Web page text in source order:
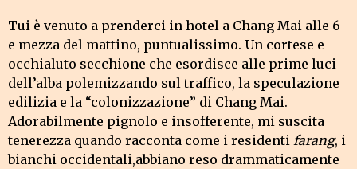
Tui è venuto a prenderci in hotel a Chang Mai alle 6
e mezza del mattino, puntualissimo. Un cortese e
occhialuto secchione che esordisce alle prime luci
dell’alba polemizzando sul traffico, la speculazione
edilizia e la “colonizzazione” di Chang Mai.
Adorabilmente pignolo e insofferente, mi suscita
tenerezza quando racconta come i residenti farang, i
bianchi occidentali,abbiano reso drammaticamente